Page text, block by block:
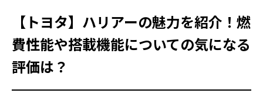
【トヨタ】ハリアーの魅力を紹介！燃
費性能や搭載機能についての気になる
評価は？